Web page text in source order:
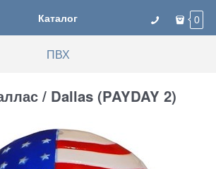
Каталог 0
ПВХ
/ Dallas (PAYDAY 2)